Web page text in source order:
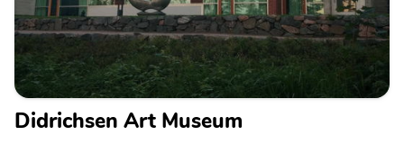
Didrichsen Art Museum